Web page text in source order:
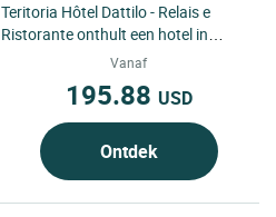
Teritoria Hôtel Dattilo - Relais e
Ristorante onthult een hotel in
Strongoli, in Calabrië in Zuid-Italië,
Vanaf
195.88 USD
Ontdek